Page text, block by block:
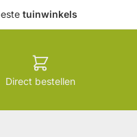
tuinwinkels
Direct bestellen